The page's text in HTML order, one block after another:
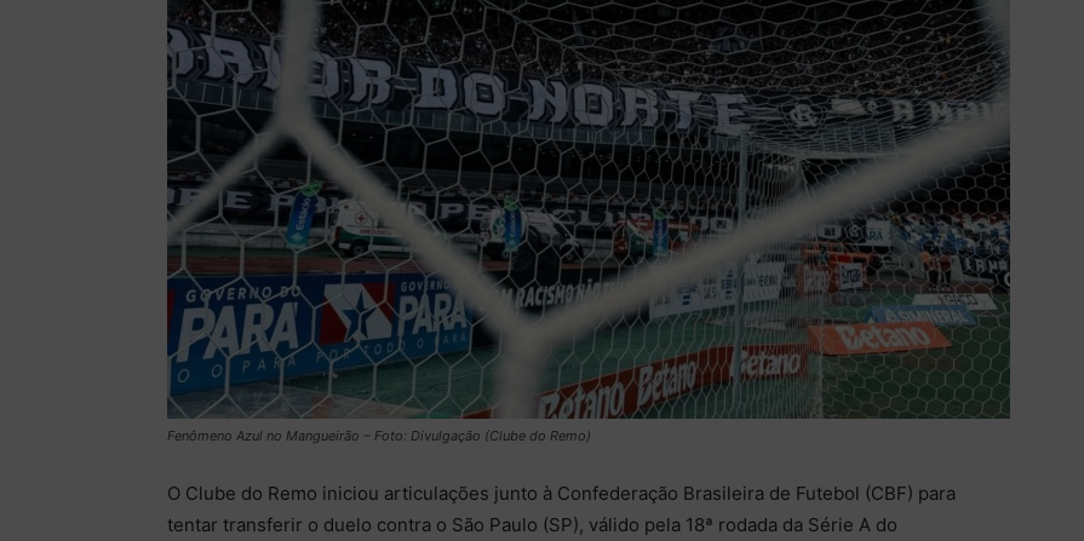
Fenômeno Azul no Mangueirão – Foto: Divulgação (Clube do Remo)
O Clube do Remo iniciou articulações junto à Confederação Brasileira de Futebol (CBF) para
tentar transferir o duelo contra o São Paulo (SP), válido pela 18ª rodada da Série A do